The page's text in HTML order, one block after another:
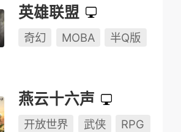
英雄联盟
奇幻 MOBA 半Q版
燕云十六声
开放世界 武侠 RPG